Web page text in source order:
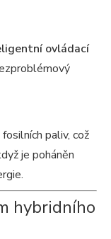
ovládací
paliv, což
je poháněn
hybridního